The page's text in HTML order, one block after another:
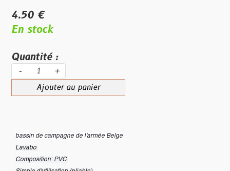
4.50 €
En stock
Quantité :
- +
Ajouter au panier
bassin de campagne de l'armée Belge
Lavabo
Composition: PVC